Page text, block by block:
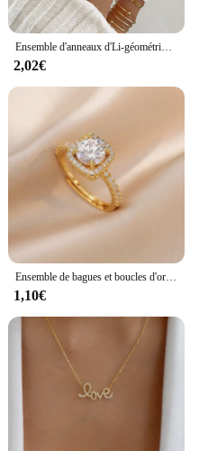
Ensemble d'anneaux d'Li-géométriques bohèmes pour femmes, or, argent, document, bague, filles, mode, fête, accessoires de bijoux, 30 pièces
2,02€
Ensemble de bagues et boucles d'oreilles en Zircon carré pour femmes, ensemble de bijoux de luxe pour mariage et fiançailles, cadeaux de fête brillants
1,10€